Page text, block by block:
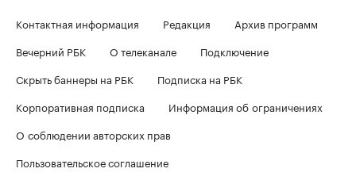
Контактная информация Редакция
Архив программ
Вечерний РБК
О телеканале
Подключение
Скрыть баннеры на РБК
Подписка на РБК
Корпоративная подписка
Информация об ограничениях
О соблюдении авторских прав
Пользовательское соглашение